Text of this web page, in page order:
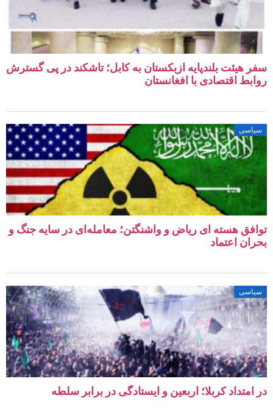
سفر هیئت بلندپایه ازبکستان به کابل؛ تاشکند در پی گسترش
روابط اقتصادی با افغانستان
سیاسی
توافق هسته‌ ای ریاض و واشنگتن؛ معامله‌ای در سایه جنگ و
بحران اعتماد
سیاسی
در امتداد کربلا؛ اربعین و ایستادگی در برابر سلطه